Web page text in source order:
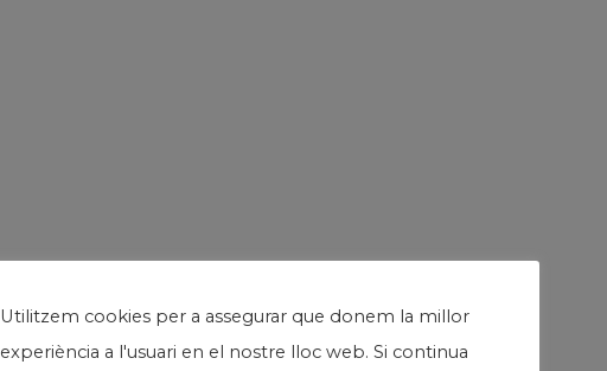
Utilitzem cookies per a assegurar que donem la millor
experiència a l'usuari en el nostre lloc web. Si continua